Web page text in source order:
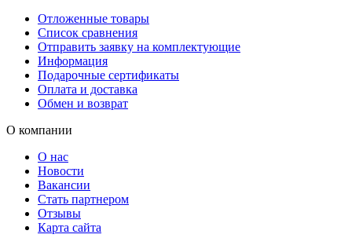
Отложенные товары
Список сравнения
Отправить заявку на комплектующие
Информация
Подарочные сертификаты
Оплата и доставка
Обмен и возврат
О компании
О нас
Новости
Вакансии
Стать партнером
Отзывы
Карта сайта